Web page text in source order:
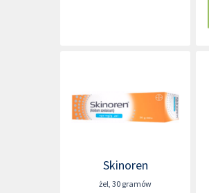
Skinoren
żel ,30 gramów